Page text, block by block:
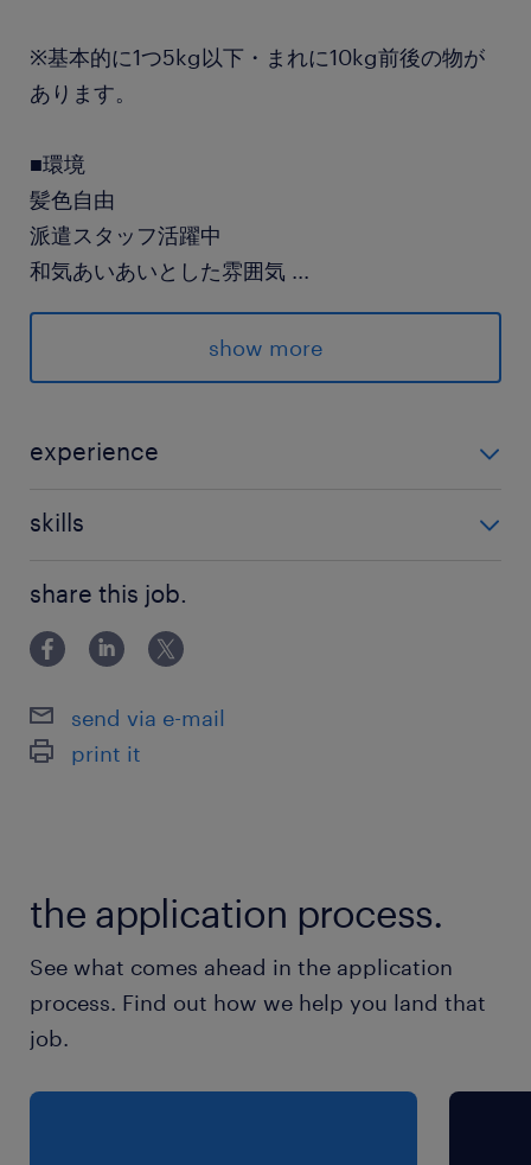
※基本的に1つ5kg以下・まれに10kg前後の物が
あります。
■環境
髪色自由
派遣スタッフ活躍中
和気あいあいとした雰囲気 ...
詳細はお電話・面談にて
＃forklift
派遣先の特徴
す！
最寄駅
竜ケ崎線／竜ケ崎駅（車10分）
常磐線／龍ケ崎市駅（車15分）
休日休暇
8:00-17:00（実働7時間30分・休憩90分）
※休憩時間内訳：10時～15分・12時～1時間・15
時～15分 ※正社員になった際は交代勤務の可能
性有
show more
experience
skills
share this job.
send via e-mail
print it
the application process.
See what comes ahead in the application
process. Find out how we help you land that
job.